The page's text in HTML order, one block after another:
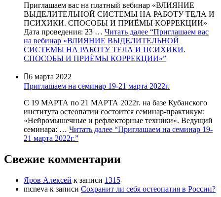
Приглашаем вас на платный вебинар «ВЛИЯНИЕ
ВЫДЕЛИТЕЛЬНОЙ СИСТЕМЫ НА РАБОТУ ТЕЛА И
ПСИХИКИ. СПОСОБЫ И ПРИЁМЫ КОРРЕКЦИИ»
Дата проведения: 23 … Читать далее “Приглашаем вас
на вебинар «ВЛИЯНИЕ ВЫДЕЛИТЕЛЬНОЙ
СИСТЕМЫ НА РАБОТУ ТЕЛА И ПСИХИКИ.
СПОСОБЫ И ПРИЁМЫ КОРРЕКЦИИ»”
6 марта 2022
Приглашаем на семинар 19-21 марта 2022г.
С 19 МАРТА по 21 МАРТА 2022г. на базе Кубанского
института остеопатии состоится семинар-практикум:
«Нейромышечные и рефлекторные техники». Ведущий
семинара: … Читать далее “Приглашаем на семинар 19-
21 марта 2022г.”
Свежие комментарии
Яров Алексей к записи 1315
mcneva к записи Сохранит ли себя остеопатия в России?